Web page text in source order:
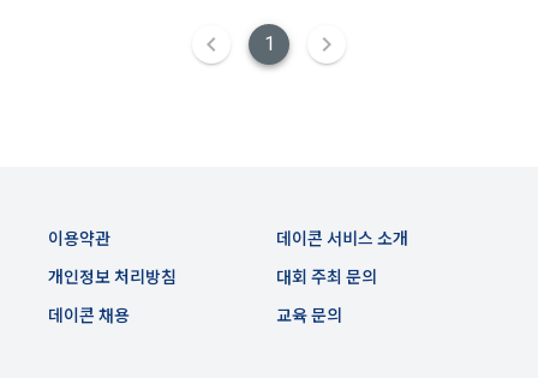
비자기본법 등의 관계법령에 따른다.
2. "회원"이 "회사"와 개별 계약을 체결하여 서비스를 이용하는
의 안내를 "회원"에게 통지함으로써 이용계약이 성립된다.
2. “회사”는 "회사"의 ‘데이콘 인재풀 등록’ 서비스를 이용하고자
의" 또는 "제출하기" 버튼을 누르는 경우 이를 서비스 이용에 대
모바일 서비스의 특성상 단말기 모델 정보가 수집될 수 있으나,
이는 개인을 식별할 수 없는 형태입니다.
5) 채용 합격 시, 기업의 요금 산정을 위한 수집 항목
필수항목: 합격자의 연봉정보
1
이용약관
개인정보 처리방침
대회 주최 문의
교육 문의
데이콘 서비스 소개
데이콘 채용